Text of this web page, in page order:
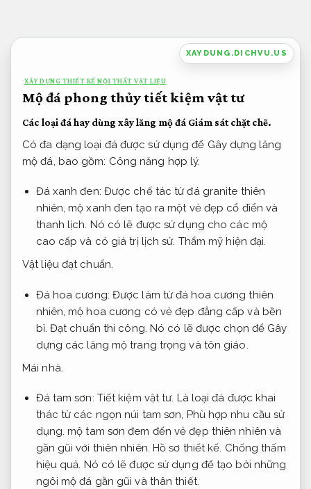
nội
XAYDUNG.DICHVU.US
XÂY DỰNG THIẾT KẾ NỘI THẤT VẬT LIỆU
Mộ đá phong thủy tiết kiệm vật tư
Các loại đá hay dùng xây lăng mộ đá Giám sát chặt chẽ.
Có đa dạng loại đá được sử dụng để Gây dựng lăng
mộ đá, bao gồm: Công năng hợp lý.
Đá xanh đen: Được chế tác từ đá granite thiên
nhiên, mộ xanh đen tạo ra một vẻ đẹp cổ điển và
thanh lịch. Nó có lẽ được sử dụng cho các mộ
cao cấp và có giá trị lịch sử. Thẩm mỹ hiện đại.
Vật liệu đạt chuẩn.
Đá hoa cương: Được làm từ đá hoa cương thiên
nhiên, mộ hoa cương có vẻ đẹp đẳng cấp và bền
bỉ. Đạt chuẩn thi công. Nó có lẽ được chọn để Gây
dựng các lăng mộ trang trọng và tôn giáo.
Mái nhà.
Đá tam sơn: Tiết kiệm vật tư. Là loại đá được khai
thác từ các ngọn núi tam sơn, Phù hợp nhu cầu sử
dụng. mộ tam sơn đem đến vẻ đẹp thiên nhiên và
gần gũi với thiên nhiên. Hồ sơ thiết kế. Chống thấm
hiệu quả. Nó có lẽ được sử dụng để tạo bởi những
ngôi mộ đá gần gũi và thân thiết.